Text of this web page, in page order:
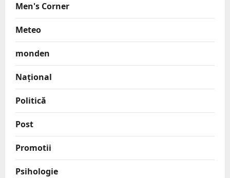
Men's Corner
Meteo
monden
Național
Politică
Post
Promotii
Psihologie